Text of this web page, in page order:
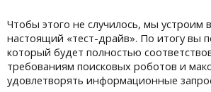
Чтобы этого не случилось, мы устроим
настоящий «тест-драйв». По итогу вы
который будет полностью
требованиям поисковых роботов и
удовлетворять информационные